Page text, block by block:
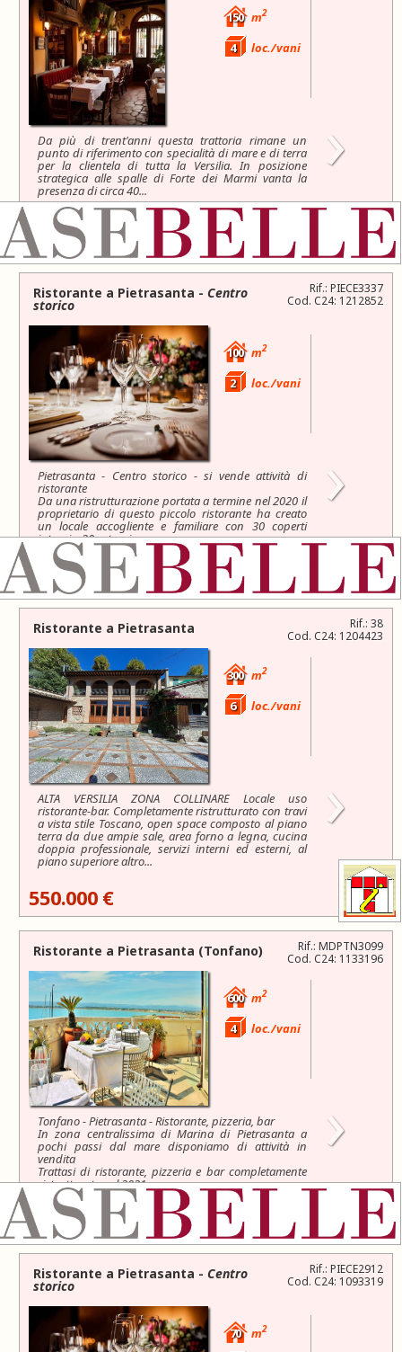
150 m2
4 loc./vani
Da più di trent'anni questa trattoria rimane un
punto di riferimento con specialità di mare e di terra
per la clientela di tutta la Versilia. In posizione
strategica alle spalle di Forte dei Marmi vanta la
presenza di circa 40...
›
150.000 €
Rif.: PIECE3337
Cod. C24: 1212852
Ristorante a Pietrasanta - Centro
storico
100 m2
2 loc./vani
Pietrasanta - Centro storico - si vende attività di
ristorante
Da una ristrutturazione portata a termine nel 2020 il
proprietario di questo piccolo ristorante ha creato
un locale accogliente e familiare con 30 coperti
interni e 30 esterni
›
150.000 €
Rif.: 38
Cod. C24: 1204423
Ristorante a Pietrasanta
300 m2
6 loc./vani
ALTA VERSILIA ZONA COLLINARE Locale uso
ristorante-bar. Completamente ristrutturato con travi
a vista stile Toscano, open space composto al piano
terra da due ampie sale, area forno a legna, cucina
doppia professionale, servizi interni ed esterni, al
piano superiore altro...
›
550.000 €
Rif.: MDPTN3099
Cod. C24: 1133196
Ristorante a Pietrasanta (Tonfano)
600 m2
4 loc./vani
Tonfano - Pietrasanta - Ristorante, pizzeria, bar
In zona centralissima di Marina di Pietrasanta a
pochi passi dal mare disponiamo di attività in
vendita
Trattasi di ristorante, pizzeria e bar completamente
ristrutturato nel 2021
Dispone di...
›
395.000 €
Rif.: PIECE2912
Cod. C24: 1093319
Ristorante a Pietrasanta - Centro
storico
70 m2